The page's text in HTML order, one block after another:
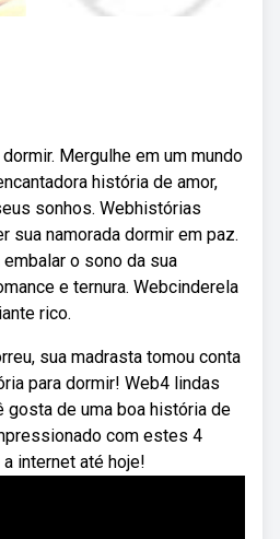
Mergulhe em um mundo
história de amor,
sonhos. Webhistórias
sua namorada dormir em paz.
o sono da sua
e ternura. Webcinderela
rico.
sua madrasta tomou conta
para dormir! Web4 lindas
gosta de uma boa história de
com estes 4
internet até hoje!